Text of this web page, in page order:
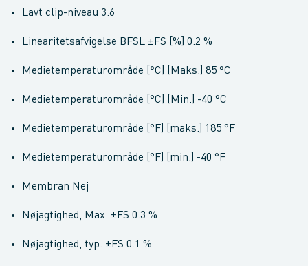
Lavt clip-niveau 3.6
Linearitetsafvigelse BFSL ±FS [%] 0.2 %
Medietemperaturområde [°C] [Maks.] 85 °C
Medietemperaturområde [°C] [Min.] -40 °C
Medietemperaturområde [°F] [maks.] 185 °F
Medietemperaturområde [°F] [min.] -40 °F
Membran Nej
Nøjagtighed, Max. ±FS 0.3 %
Nøjagtighed, typ. ±FS 0.1 %